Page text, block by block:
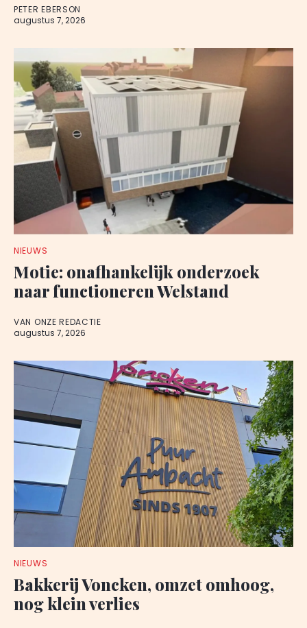
PETER EBERSON
augustus 7, 2026
NIEUWS
Motie: onafhankelijk onderzoek
naar functioneren Welstand
VAN ONZE REDACTIE
augustus 7, 2026
NIEUWS
Bakkerij Voncken, omzet omhoog,
nog klein verlies